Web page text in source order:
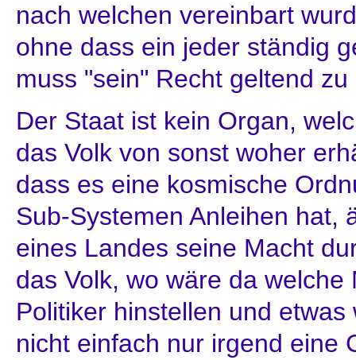
nach welchen vereinbart
ohne dass ein jeder ständig
muss "sein" Recht geltend
Der Staat ist kein Organ,
das Volk von sonst woher
dass es eine kosmische
Sub-Systemen Anleihen hat,
eines Landes seine Macht
das Volk, wo wäre da
Politiker hinstellen und
nicht einfach nur irgend eine